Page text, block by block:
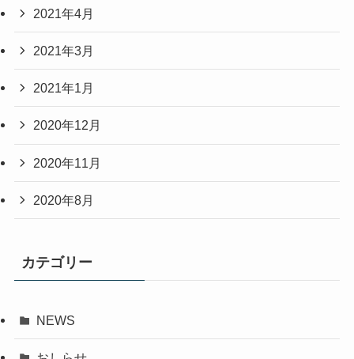
2021年4月
2021年3月
2021年1月
2020年12月
2020年11月
2020年8月
カテゴリー
NEWS